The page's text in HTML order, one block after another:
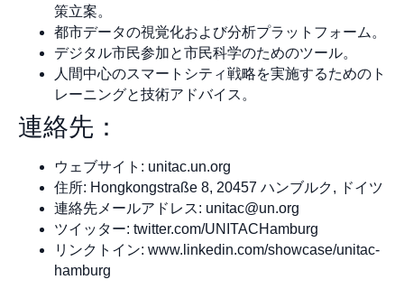
策立案。
都市データの視覚化および分析プラットフォーム。
デジタル市民参加と市民科学のためのツール。
人間中心のスマートシティ戦略を実施するためのト
レーニングと技術アドバイス。
連絡先：
ウェブサイト: unitac.un.org
住所: Hongkongstraße 8, 20457 ハンブルク, ドイツ
連絡先メールアドレス: unitac@un.org
ツイッター: twitter.com/UNITACHamburg
リンクトイン: www.linkedin.com/showcase/unitac-
hamburg